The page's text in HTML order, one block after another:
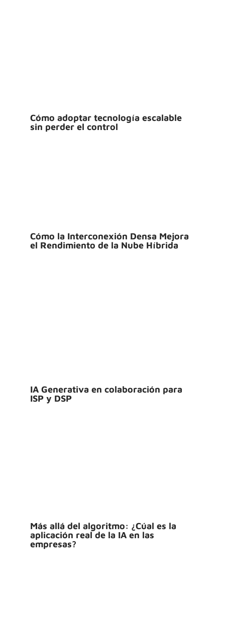
Cómo adoptar tecnología escalable
sin perder el control
Cómo la Interconexión Densa Mejora
el Rendimiento de la Nube Híbrida
IA Generativa en colaboración para
ISP y DSP
Más allá del algoritmo: ¿Cúal es la
aplicación real de la IA en las
empresas?